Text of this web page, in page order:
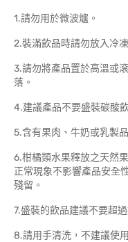
1.請勿用於微波爐。
2.裝滿飲品時請勿放入冷
3.請勿將產品置於高溫或
落。
4.建議產品不要盛裝碳酸
5.含有果肉、牛奶或乳製
6.柑橘類水果釋放之天然
正常現象不影響產品安全
殘留。
7.盛裝的飲品建議不要超
8.請用手清洗，不建議使